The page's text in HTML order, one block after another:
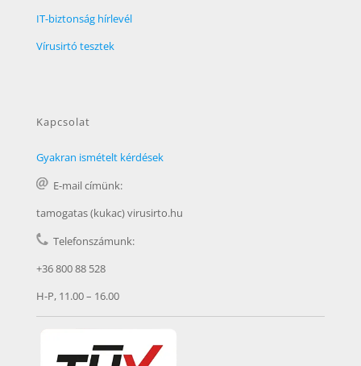
IT-biztonság hírlevél
Vírusirtó tesztek
Kapcsolat
Gyakran ismételt kérdések
E-mail címünk:
tamogatas (kukac) virusirto.hu
Telefonszámunk:
+36 800 88 528
H-P, 11.00 – 16.00